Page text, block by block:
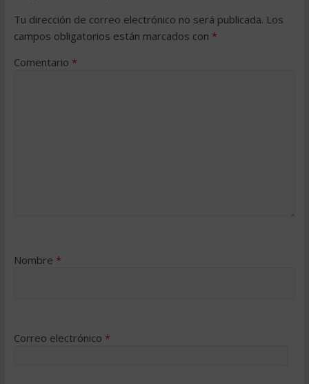
Tu dirección de correo electrónico no será publicada. Los
campos obligatorios están marcados con *
Comentario *
Nombre *
Correo electrónico *